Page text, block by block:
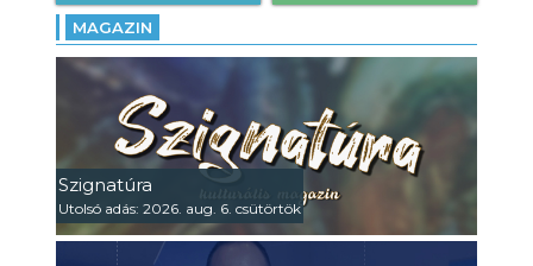
MAGAZIN
Szignatúra
Utolsó adás: 2026. aug. 6. csütörtök